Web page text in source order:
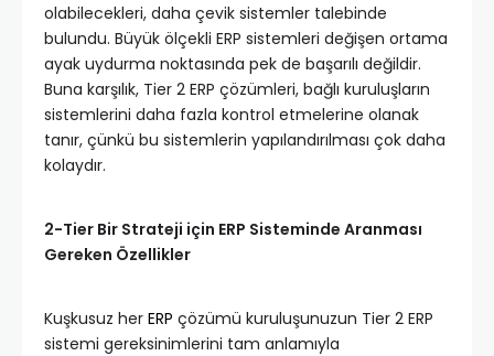
olabilecekleri, daha çevik sistemler talebinde
bulundu. Büyük ölçekli ERP sistemleri değişen ortama
ayak uydurma noktasında pek de başarılı değildir.
Buna karşılık, Tier 2 ERP çözümleri, bağlı kuruluşların
sistemlerini daha fazla kontrol etmelerine olanak
tanır, çünkü bu sistemlerin yapılandırılması çok daha
kolaydır.
2-Tier Bir Strateji için ERP Sisteminde Aranması
Gereken Özellikler
Kuşkusuz her ERP çözümü kuruluşunuzun Tier 2 ERP
sistemi gereksinimlerini tam anlamıyla